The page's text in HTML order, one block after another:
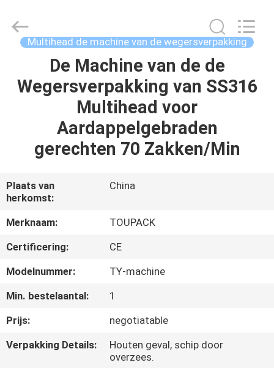
PRODUCTEN
OVER
RONDLEIDING
DOOR
DE
FABRIEK
KWALITEITSCONTROLE
NEEM
Multihead de machine van de wegersverpakking
De Machine van de de
Wegersverpakking van SS316
Multihead voor
Aardappelgebraden
gerechten 70 Zakken/Min
Plaats van
herkomst:
China
Merknaam:
TOUPACK
Certificering:
CE
Modelnummer:
TY-machine
Min. bestelaantal:
1
Prijs:
negotiatable
Verpakking Details:
Houten geval, schip door
overzees.